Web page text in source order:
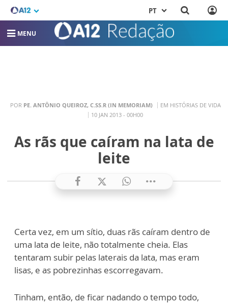
PT
MENU
POR PE. ANTÔNIO QUEIROZ, C.SS.R (IN MEMORIAM)
EM HISTÓRIAS DE VIDA
10 JAN 2013 - 00H00
As rãs que caíram na lata de
leite
Certa vez, em um sítio, duas rãs caíram dentro de
uma lata de leite, não totalmente cheia. Elas
tentaram subir pelas laterais da lata, mas eram
lisas, e as pobrezinhas escorregavam.
Tinham, então, de ficar nadando o tempo todo,